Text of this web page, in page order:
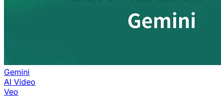
Gemini
AI Video
Veo